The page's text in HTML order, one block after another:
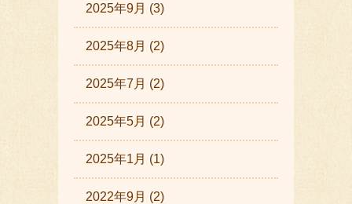
2025年9月 (3)
2025年8月 (2)
2025年7月 (2)
2025年5月 (2)
2025年1月 (1)
2022年9月 (2)